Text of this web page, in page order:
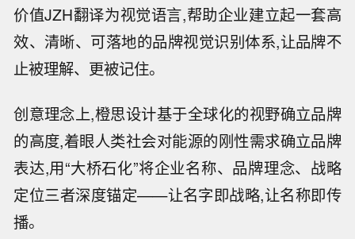
价值JZH翻译为视觉语言,帮助企业建立起一套高
效、清晰、可落地的品牌视觉识别体系,让品牌不
止被理解、更被记住。
创意理念上,橙思设计基于全球化的视野确立品牌
的高度,着眼人类社会对能源的刚性需求确立品牌
表达,用“大桥石化”将企业名称、品牌理念、战略
定位三者深度锚定——让名字即战略,让名称即传
播。